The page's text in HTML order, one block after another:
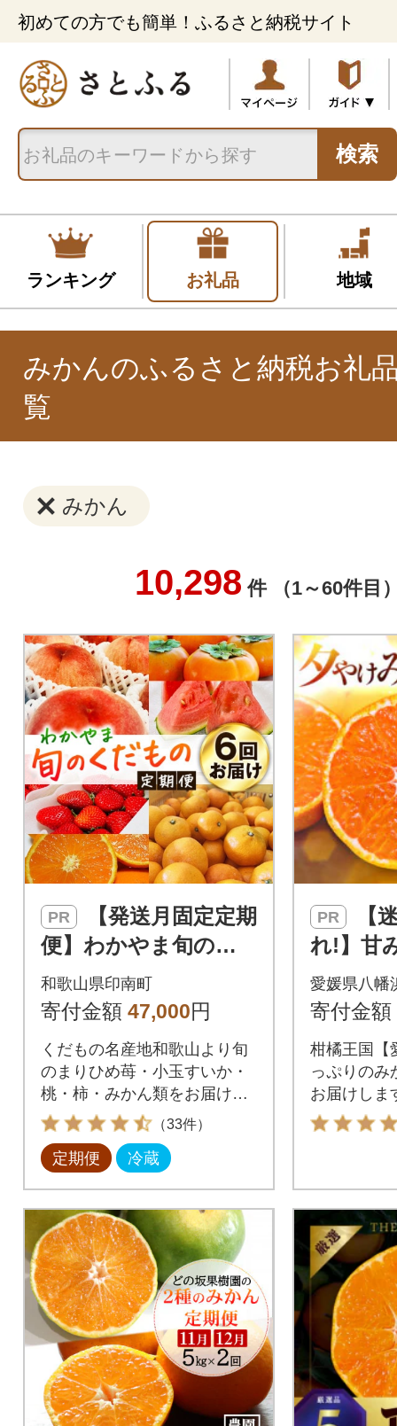
初めての方でも簡単！ふるさと納税サイト
検索
ランキング お礼品 地域
みかんのふるさと納税お礼
覧
みかん
10,298 件 （1～60件目
PR
便】わかやま旬のく
だもの【S】全6回
和歌山県印南町
寄付金額 47,000円
くだもの名産地和歌山より旬
のまりひめ苺・小玉すいか・
桃・柿・みかん類をお届けい
たします。
（33件）
定期便 冷蔵
PR
れ!】甘
やけみ
愛媛県
愛媛県八幡
寄付金額
柑橘王国【
っぷりのみ
お届けしま